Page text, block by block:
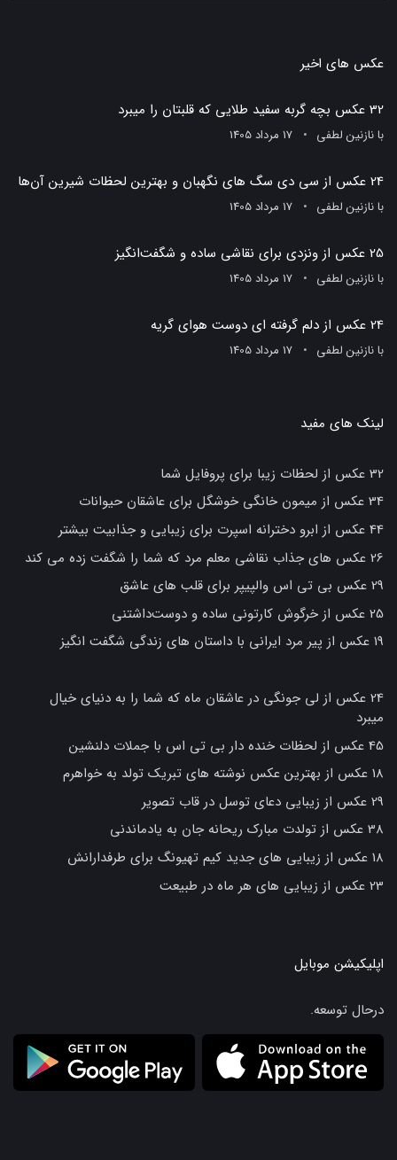
عکس های اخیر
32 عکس بچه گربه سفید طلایی که قلبتان را میبرد
بانازنین لطفی 17 مرداد 1405
24 عکس از سی دی سگ های نگهبان و بهترین لحظات شیرین آن‌ها
بانازنین لطفی 17 مرداد 1405
25 عکس از ونزدی برای نقاشی ساده و شگفت‌انگیز
بانازنین لطفی 17 مرداد 1405
24 عکس از دلم گرفته ای دوست هوای گریه
بانازنین لطفی 17 مرداد 1405
لینک های مفید
32 عکس از لحظات زیبا برای پروفایل شما
34 عکس از میمون خانگی خوشگل برای عاشقان حیوانات
44 عکس از ابرو دخترانه اسپرت برای زیبایی و جذابیت بیشتر
26 عکس های جذاب نقاشی معلم مرد که شما را شگفت زده می کند
29 عکس بی تی اس والپیپر برای قلب های عاشق
25 عکس از خرگوش کارتونی ساده و دوست‌داشتنی
19 عکس از پیر مرد ایرانی با داستان های زندگی شگفت انگیز
24 عکس از لی جونگی در عاشقان ماه که شما را به دنیای خیال
میبرد
45 عکس از لحظات خنده دار بی تی اس با جملات دلنشین
18 عکس از بهترین عکس نوشته های تبریک تولد به خواهرم
29 عکس از زیبایی دعای توسل در قاب تصویر
38 عکس از تولدت مبارک ریحانه جان به یادماندنی
18 عکس از زیبایی های جدید کیم تهیونگ برای طرفدارانش
23 عکس از زیبایی های هر ماه در طبیعت
اپلیکیشن موبایل
درحال توسعه.